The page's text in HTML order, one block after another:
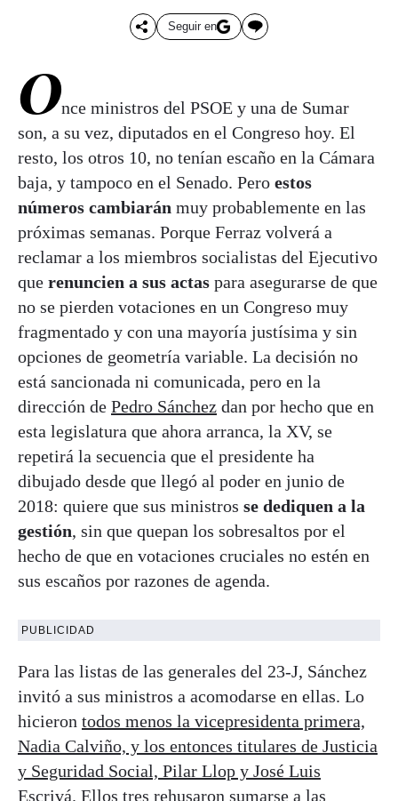
Seguir en
Once ministros del PSOE y una de Sumar
son, a su vez, diputados en el Congreso hoy. El
resto, los otros 10, no tenían escaño en la Cámara
baja, y tampoco en el Senado. Pero estos
números cambiarán muy probablemente en las
próximas semanas. Porque Ferraz volverá a
reclamar a los miembros socialistas del Ejecutivo
que renuncien a sus actas para asegurarse de que
no se pierden votaciones en un Congreso muy
fragmentado y con una mayoría justísima y sin
opciones de geometría variable. La decisión no
está sancionada ni comunicada, pero en la
dirección de Pedro Sánchez dan por hecho que en
esta legislatura que ahora arranca, la XV, se
repetirá la secuencia que el presidente ha
dibujado desde que llegó al poder en junio de
2018: quiere que sus ministros se dediquen a la
gestión, sin que quepan los sobresaltos por el
hecho de que en votaciones cruciales no estén en
sus escaños por razones de agenda.
PUBLICIDAD
Para las listas de las generales del 23-J, Sánchez
invitó a sus ministros a acomodarse en ellas. Lo
hicieron todos menos la vicepresidenta primera,
Nadia Calviño, y los entonces titulares de Justicia
y Seguridad Social, Pilar Llop y José Luis
Escrivá. Ellos tres rehusaron sumarse a las